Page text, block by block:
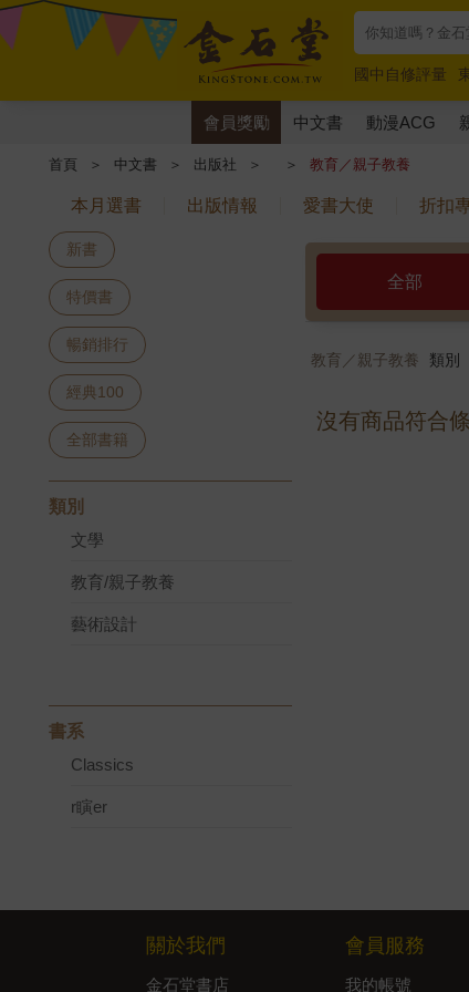
國中自修評量
唯紅花綻放
奧
會員獎勵 中文書 動漫ACG
首頁 ＞ 中文書 ＞ 出版社 ＞ ＞ 教育／親子教養
本月選書 出版情報 愛書大使 折扣
新書
特價書
暢銷排行
經典100
全部書籍
類別
文學
教育/親子教養
藝術設計
書系
Classics
r瞚er
全部
教育／親子教養 類別
沒有商品符合
關於我們
金石堂書店
會員服務
我的帳號